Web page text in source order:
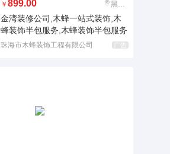
￥ 899.00 黑龙江
金湾装修公司,木蜂一站式装饰,木
蜂装饰半包服务,木蜂装饰半包服务
珠海市木蜂装饰工程有限公司 广告